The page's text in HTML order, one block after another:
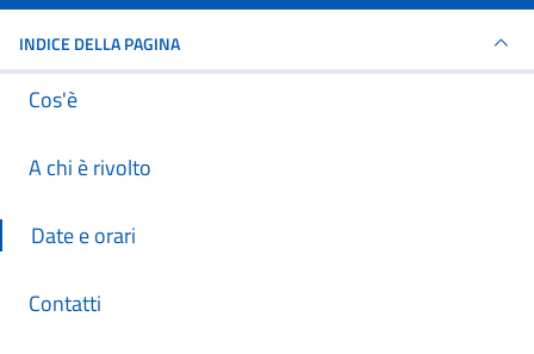
INDICE DELLA PAGINA
Cos'è
A chi è rivolto
Date e orari
Contatti